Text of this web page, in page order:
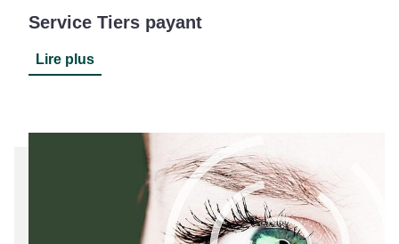
Service Tiers payant
Lire plus